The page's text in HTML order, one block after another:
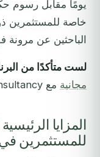
يومًا مقابل رسوم
خاصة للمستثمرين
الباحثين عن مرونة
لست متأكدًا من
مجانية مع Mirabello Consultancy.
المزايا
للمستثمرين في